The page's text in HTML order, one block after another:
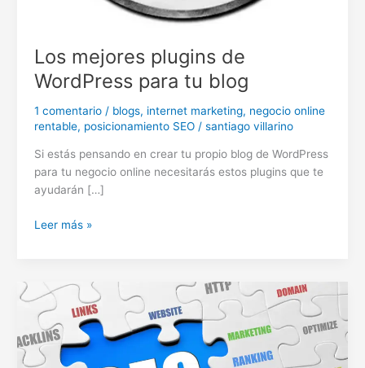
Los mejores plugins de
WordPress para tu blog
1 comentario / blogs, internet marketing, negocio online
rentable, posicionamiento SEO/ santiago villarino
Si estás pensando en crear tu propio blog de WordPress
para tu negocio online necesitarás estos plugins que te
ayudarán […]
Los
WordPress
para
tu
blog
Leer más »